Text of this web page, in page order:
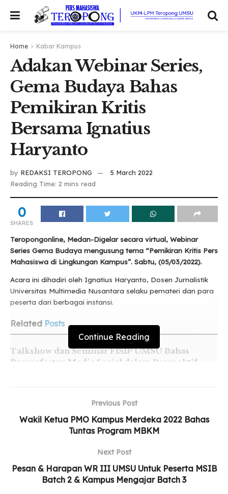
Home Kabar Kampus
Adakan Webinar Series,
Gema Budaya Bahas
Pemikiran Kritis
Bersama Ignatius
Haryanto
by REDAKSI TEROPONG
5 March 2022
Reading Time: 2 mins read
0
SHARES
Teropongonline, Medan-Digelar secara virtual, Webinar
Series Gema Budaya mengusung tema “Pemikiran Kritis Pers
Mahasiswa di Lingkungan Kampus”. Sabtu, (05/03/2022).
Acara ini dihadiri oleh Ignatius Haryanto, Dosen Jurnalistik
Universitas Multimedia Nusantara selaku pemateri dan para
peserta dari berbagai instansi.
Related Posts
Talkshow dan Seminar FISIP UMSU Bahas
Pemanfaatan Media Sosial dalam Perspektif
Pelantikan dan Upgrading HIMAMEN UMSU
Awali Kepengurusan Periode 2026–2027
Dalam materinya, Ignatius Haryanto mengatakan bahwa
Continue Reading
Previous Post
Wakil Ketua PMO Kampus Merdeka 2022 Bahas
Tuntas Program MBKM
Next Post
Pesan & Harapan WR III UMSU Untuk Peserta MSIB
Batch 2 & Kampus Mengajar Batch 3